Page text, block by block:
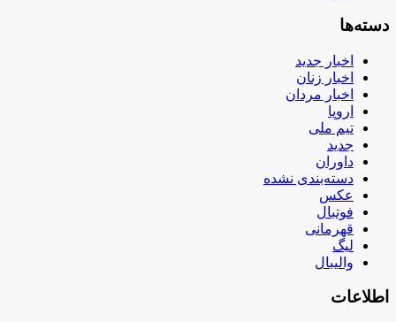
دسته‌ها
اخبار جدید
اخبار زنان
اخبار مردان
اروپا
تیم ملی
جدید
داوران
دسته‌بندی نشده
عکس
فوتبال
قهرمانی
لیگ
والیبال
اطلاعات